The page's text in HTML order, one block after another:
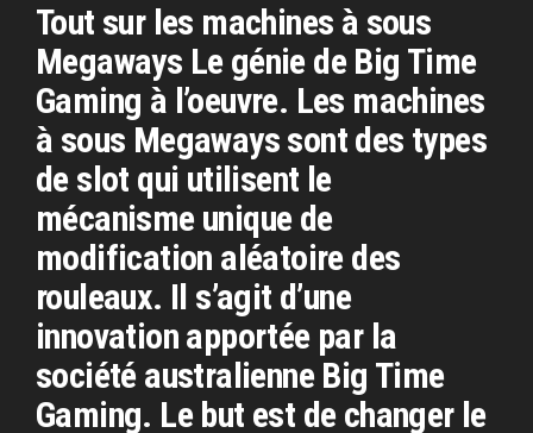
Tout sur les machines à sous
Megaways Le génie de Big Time
Gaming à l’oeuvre. Les machines
à sous Megaways sont des types
de slot qui utilisent le
mécanisme unique de
modification aléatoire des
rouleaux. Il s’agit d’une
innovation apportée par la
société australienne Big Time
Gaming. Le but est de changer le